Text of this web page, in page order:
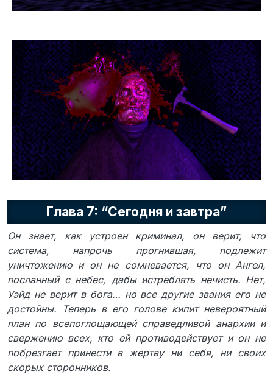
Глава 7: “Сегодня и завтра”
Он знает, как устроен криминал, он верит, что
система, напрочь прогнившая, подлежит
уничтожению и он не сомневается, что он Ангел,
посланный с небес, дабы истреблять нечисть. Нет,
Уэйд не верит в бога… но все другие звания его не
достойны. Теперь в его голове кипит невероятный
план по всепоглощающей справедливой анархии и
свержению всех, кто ей противодействует и он не
побрезгает принести в жертву ни себя, ни своих
скорых сторонников.